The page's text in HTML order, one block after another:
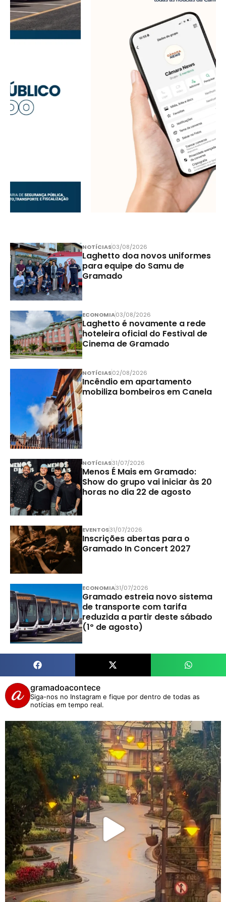
NOTÍCIAS03/08/2026
Laghetto doa novos uniformes
para equipe do Samu de
Gramado
ECONOMIA03/08/2026
Laghetto é novamente a rede
hoteleira oficial do Festival de
Cinema de Gramado
NOTÍCIAS02/08/2026
Incêndio em apartamento
mobiliza bombeiros em Canela
NOTÍCIAS31/07/2026
Menos É Mais em Gramado:
Show do grupo vai iniciar às 20
horas no dia 22 de agosto
EVENTOS31/07/2026
Inscrições abertas para o
Gramado In Concert 2027
ECONOMIA31/07/2026
Gramado estreia novo sistema
de transporte com tarifa
reduzida a partir deste sábado
(1º de agosto)
gramadoacontece
Siga-nos no Instagram e fique por dentro de todas as
notícias em tempo real.